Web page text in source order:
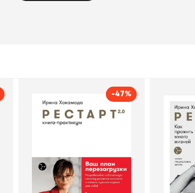
-47%
Рестарт 2.0: Книга-
практикум. Ваш план
Автор
Издательство